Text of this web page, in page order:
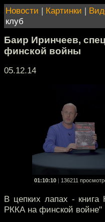
Новости | Картинки |
клуб
Баир Иринчеев,
финской войны
05.12.14
01:10:10 136211
В цепких лапах - книга
РККА на финской войне"